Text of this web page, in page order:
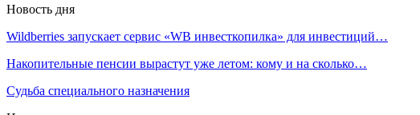
Новость дня
Wildberries запускает сервис «WB инвесткопилка» для инвестиций…
Накопительные пенсии вырастут уже летом: кому и на сколько…
Судьба специального назначения